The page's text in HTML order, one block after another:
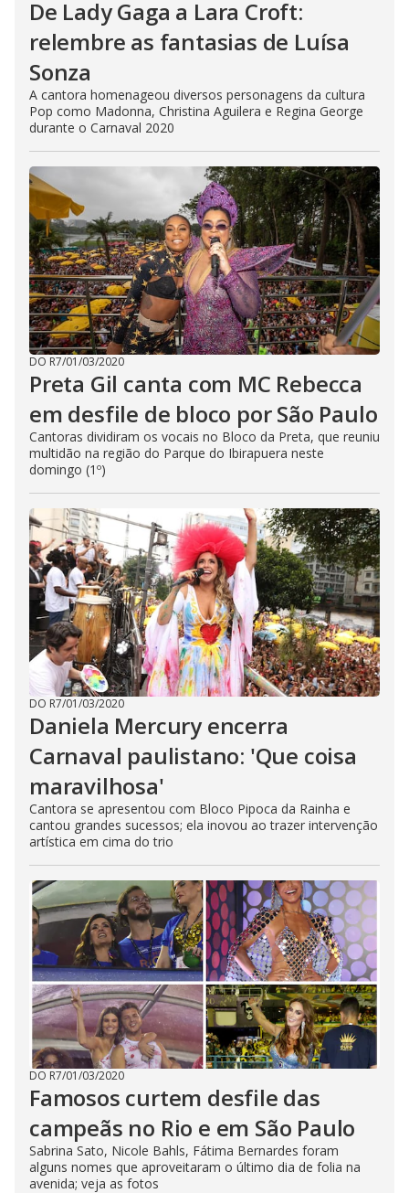
De Lady Gaga a Lara Croft:
relembre as fantasias de Luísa
Sonza
A cantora homenageou diversos personagens da cultura
Pop como Madonna, Christina Aguilera e Regina George
durante o Carnaval 2020
DO R7/01/03/2020
Preta Gil canta com MC Rebecca
em desfile de bloco por São Paulo
Cantoras dividiram os vocais no Bloco da Preta, que reuniu
multidão na região do Parque do Ibirapuera neste
domingo (1º)
DO R7/01/03/2020
Daniela Mercury encerra
Carnaval paulistano: 'Que coisa
maravilhosa'
Cantora se apresentou com Bloco Pipoca da Rainha e
cantou grandes sucessos; ela inovou ao trazer intervenção
artística em cima do trio
DO R7/01/03/2020
Famosos curtem desfile das
campeãs no Rio e em São Paulo
Sabrina Sato, Nicole Bahls, Fátima Bernardes foram
alguns nomes que aproveitaram o último dia de folia na
avenida; veja as fotos